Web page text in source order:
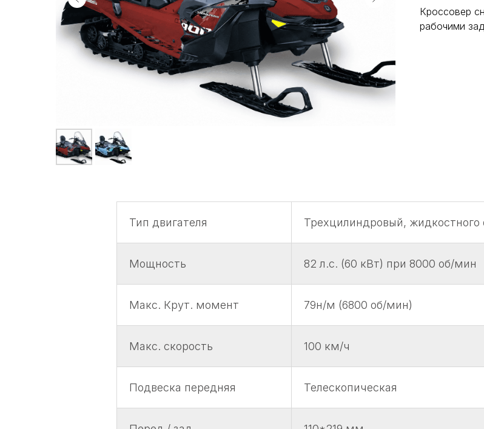
Кроссовер
рабочими
Тип двигателя Трехцилиндровый,
Мощность 82 л.с. (60 кВт) при 8000 об/мин
Макс. Крут. момент 79н/м (6800 об/мин)
Макс. скорость 100 км/ч
Подвеска передняя Телескопическая